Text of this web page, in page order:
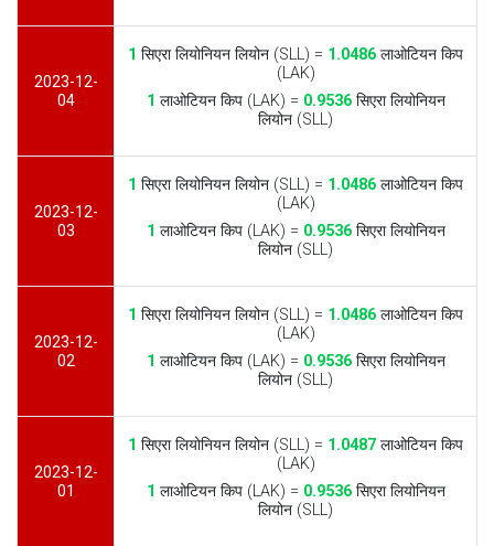
2023-12-
04
1 सिएरा लियोनियन लियोन (SLL) = 1.0486 लाओटियन किप
(LAK)
1 लाओटियन किप (LAK) = 0.9536सिएरा लियोनियन
लियोन (SLL)
2023-12-
03
1 सिएरा लियोनियन लियोन (SLL) = 1.0486 लाओटियन किप
(LAK)
1 लाओटियन किप (LAK) = 0.9536सिएरा लियोनियन
लियोन (SLL)
2023-12-
02
1 सिएरा लियोनियन लियोन (SLL) = 1.0486 लाओटियन किप
(LAK)
1 लाओटियन किप (LAK) = 0.9536सिएरा लियोनियन
लियोन (SLL)
2023-12-
01
1 सिएरा लियोनियन लियोन (SLL) = 1.0487 लाओटियन किप
(LAK)
1 लाओटियन किप (LAK) = 0.9536सिएरा लियोनियन
लियोन (SLL)